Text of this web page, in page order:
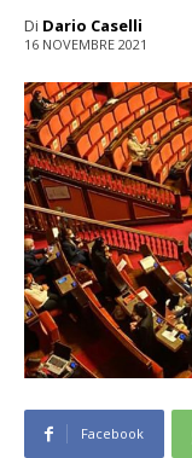
Di Dario Caselli
16 NOVEMBRE 2021
Facebook